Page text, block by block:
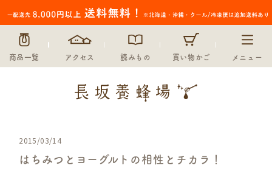
商品一覧 アクセス 読みもの 買い物かご メニュー
2015/03/14
はちみつとヨーグルトの相性とチカラ！